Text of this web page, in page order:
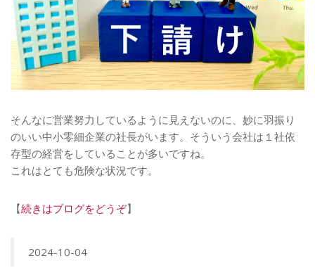
そんなに営業努力しているように見えないのに、妙に羽振り
のいい中小零細企業の社長がいます。そういう会社は１社依
存型の経営をしていることが多いですね。
これはとても危険な状況です。
【続きはブログをどうぞ】
2024-10-04